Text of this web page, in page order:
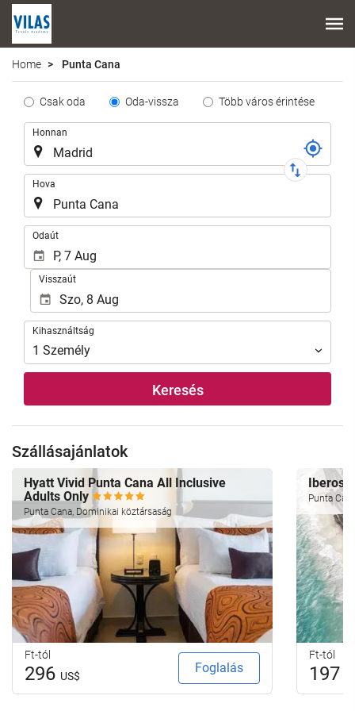
Home Punta Cana
Tipo
Trayecto
Csak oda Oda-vissza Több város érintése
Útvonal
Honnan
Hova
Odaút
Visszaút
Kihasználtság
Kihasználtság
1 Személy
Keresés
Szállásajánlatok
Hyatt Vivid Punta Cana All Inclusive
Adults Only
Punta Cana, Dominikai köztársaság
Ft-tól
296 US$
Foglalás
Punta
Ft-tól
197